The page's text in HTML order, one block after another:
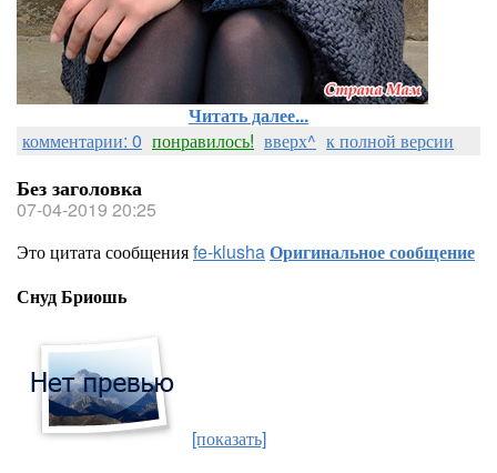
Читать далее...
комментарии: 0 понравилось! вверх^ к полной версии
Без заголовка
07-04-2019 20:25
Это цитата сообщенияfe-klushaОригинальное сообщение
Снуд Бриошь
[показать]